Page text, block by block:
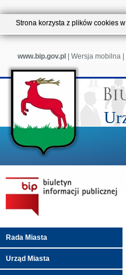
Strona korzysta z plików cookies
www.bip.gov.pl Wersja mobilna
Rada Miasta
Urząd Miasta